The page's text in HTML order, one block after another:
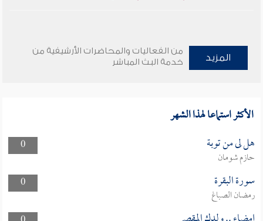
المزيد
من الفعاليات والمحاضرات الأرشيفية من
خدمة البث المباشر
الأكثر استماعا لهذا الشهر
0 هل لى من توبة
حازم شومان
0
سورة البقرة
رمضان الصباغ